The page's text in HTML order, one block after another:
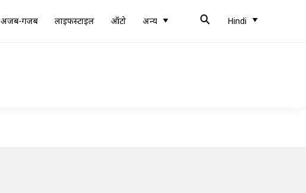
अजब-गजब लाइफस्टाइल ऑटो अन्य Hindi